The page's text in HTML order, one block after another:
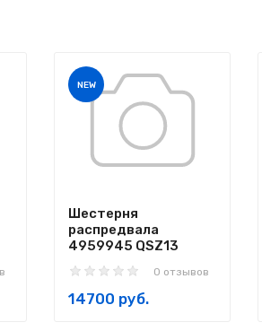
NEW
Шестерня
распредвала
4959945 QSZ13
0 отзывов
14700 руб.